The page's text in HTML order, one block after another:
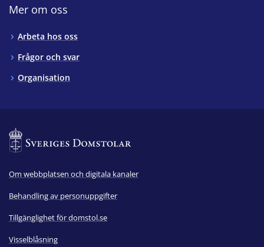
Mer om oss
Arbeta hos oss
Frågor och svar
Organisation
Om webbplatsen och digitala kanaler
Behandling av personuppgifter
Tillgänglighet för domstol.se
Visselblåsning